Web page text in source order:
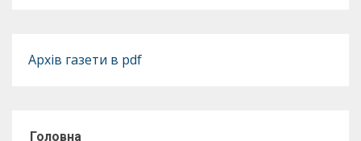
Архів газети в pdf
Головна